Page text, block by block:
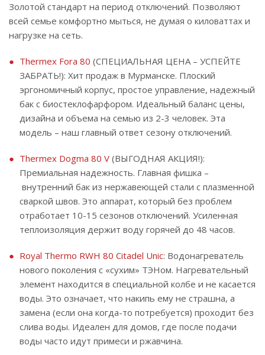
Золотой стандарт на период отключений. Позволяют
всей семье комфортно мыться, не думая о киловаттах и
нагрузке на сеть.
Thermex Fora 80 (СПЕЦИАЛЬНАЯ ЦЕНА – УСПЕЙТЕ
ЗАБРАТЬ!): Хит продаж в Мурманске. Плоский
эргономичный корпус, простое управление, надежный
бак с биостеклофарфором. Идеальный баланс цены,
дизайна и объема на семью из 2-3 человек. Эта
модель – наш главный ответ сезону отключений.
Thermex Dogma 80 V (ВЫГОДНАЯ АКЦИЯ!):
Премиальная надежность. Главная фишка –
внутренний бак из нержавеющей стали с плазменной
сваркой швов. Это аппарат, который без проблем
отработает 10-15 сезонов отключений. Усиленная
теплоизоляция держит воду горячей до 48 часов.
Royal Thermo RWH 80 Citadel Unic: Водонагреватель
нового поколения с «сухим» ТЭНом. Нагревательный
элемент находится в специальной колбе и не касается
воды. Это означает, что накипь ему не страшна, а
замена (если она когда-то потребуется) проходит без
слива воды. Идеален для домов, где после подачи
воды часто идут примеси и ржавчина.